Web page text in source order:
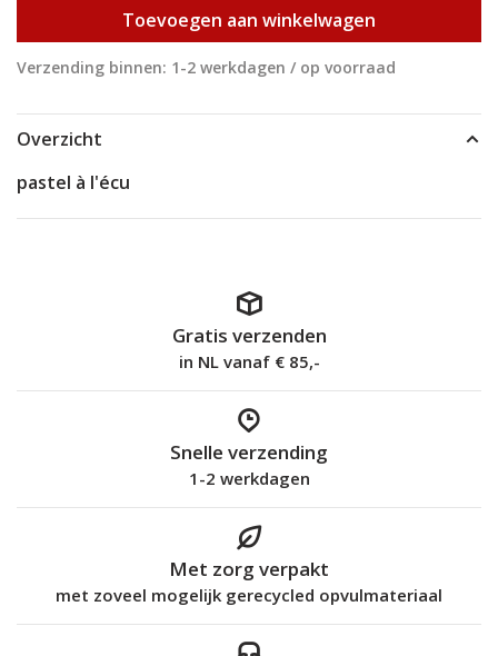
Toevoegen aan winkelwagen
Verzending binnen: 1-2 werkdagen / op voorraad
Overzicht
pastel à l'écu
Gratis verzenden
in NL vanaf € 85,-
Snelle verzending
1-2 werkdagen
Met zorg verpakt
met zoveel mogelijk gerecycled opvulmateriaal